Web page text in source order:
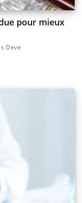
pour mieux
Deve